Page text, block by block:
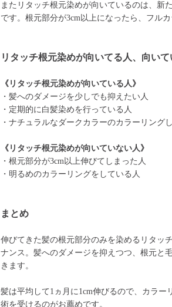
またリタッチ根元染めが向いているのは、新
です。根元部分が3cm以上になったら、フル
リタッチ根元染めが向いてる人、向いて
《リタッチ根元染めが向いている人》
・髪へのダメージを少しでも抑えたい人
・定期的に白髪染めを行っている人
・ナチュラルなダークカラーのカラーリング
《リタッチ根元染めが向いていない人》
・根元部分が3cm以上伸びてしまった人
・明るめのカラーリングをしている人
まとめ
伸びてきた髪の根元部分のみを染めるリタッ
ナンス。髪へのダメージを抑えつつ、根元と
きます。
髪は平均して1ヵ月に1cm伸びるので、カラ
術を受けるのがお薦めです。